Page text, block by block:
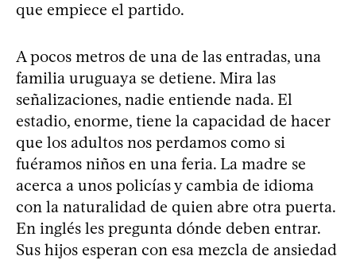
que empiece el partido.
A pocos metros de una de las entradas, una
familia uruguaya se detiene. Mira las
señalizaciones, nadie entiende nada. El
estadio, enorme, tiene la capacidad de hacer
que los adultos nos perdamos como si
fuéramos niños en una feria. La madre se
acerca a unos policías y cambia de idioma
con la naturalidad de quien abre otra puerta.
En inglés les pregunta dónde deben entrar.
Sus hijos esperan con esa mezcla de ansiedad